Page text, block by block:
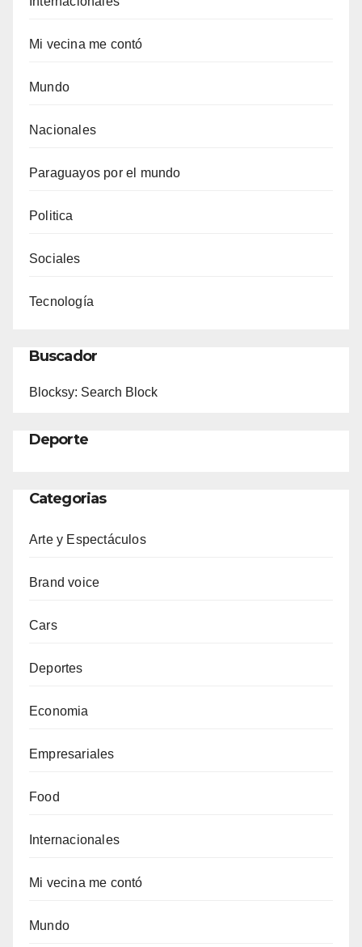
Mi vecina me contó
Mundo
Nacionales
Paraguayos por el mundo
Politica
Sociales
Tecnología
Buscador
Blocksy: Search Block
Deporte
Categorias
Arte y Espectáculos
Brand voice
Cars
Deportes
Economia
Empresariales
Food
Internacionales
Mi vecina me contó
Mundo